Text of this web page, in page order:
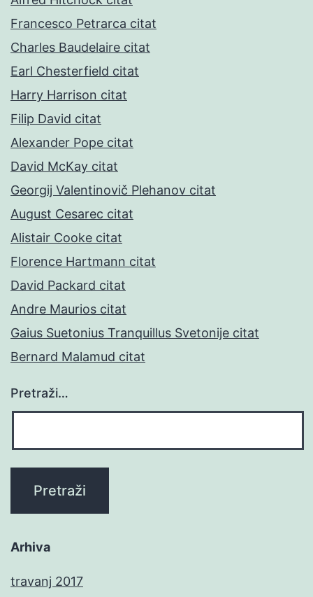
Francesco Petrarca citat
Charles Baudelaire citat
Earl Chesterfield citat
Harry Harrison citat
Filip David citat
Alexander Pope citat
David McKay citat
Georgij Valentinovič Plehanov citat
August Cesarec citat
Alistair Cooke citat
Florence Hartmann citat
David Packard citat
Andre Maurios citat
Gaius Suetonius Tranquillus Svetonije citat
Bernard Malamud citat
Pretraži…
Arhiva
travanj 2017